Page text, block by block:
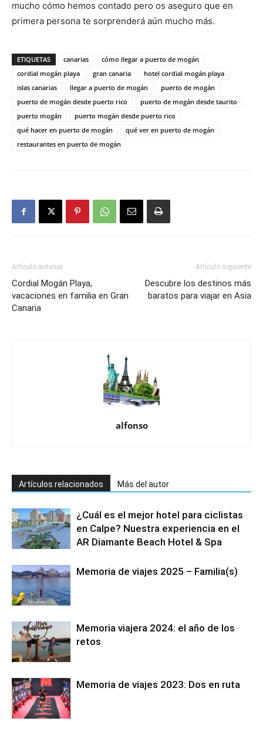
mucho cómo hemos contado pero os aseguro que en
primera persona te sorprenderá aún mucho más.
ETIQUETAS canarias
cómo llegar a puerto de mogán
cordial mogán playa
gran canaria
hotel cordial mogán playa
islas canarias
llegar a puerto de mogán
puerto de mogán
puerto de mogán desde puerto rico
puerto de mogán desde taurito
puerto mogán
puerto mogán desde puerto rico
qué hacer en puerto de mogán
qué ver en puerto de mogán
restaurantes en puerto de mogán
Artículo anterior
Cordial Mogán Playa,
vacaciones en familia en Gran
Canaria
Artículo siguiente
Descubre los destinos más
baratos para viajar en Asia
alfonso
Artículos relacionados Más del autor
¿Cuál es el mejor hotel para ciclistas
en Calpe? Nuestra experiencia en el
AR Diamante Beach Hotel & Spa
Memoria de viajes 2025 – Familia(s)
Memoria viajera 2024: el año de los
retos
Memoria de viajes 2023: Dos en ruta